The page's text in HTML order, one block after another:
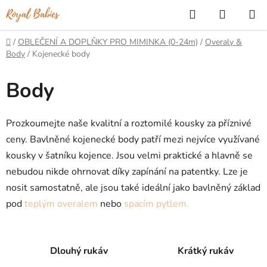
Přejít
na
obsah
Hledat
KOŠÍK
Domů
/ OBLEČENÍ A DOPLŇKY PRO MIMINKA (0-24m) / Overaly &
Body / Kojenecké body
Body
Prozkoumejte naše kvalitní a roztomilé kousky za příznivé
ceny. Bavlněné kojenecké body patří mezi nejvíce využívané
kousky v šatníku kojence. Jsou velmi praktické a hlavně se
nebudou nikde ohrnovat díky zapínání na patentky. Lze je
nosit samostatně, ale jsou také ideální jako bavlněný základ
podteplým overalem nebo spacím pytlem.
Dlouhý rukáv Krátký rukáv